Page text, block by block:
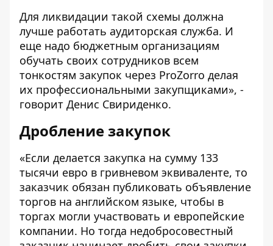
Для ликвидации такой схемы должна
лучше работать аудиторская служба. И
еще надо бюджетным организациям
обучать своих сотрудников всем
тонкостям закупок через ProZorro делая
их профессиональными закупщиками», -
говорит Денис Свириденко.
Дробление закупок
«Если делается закупка на сумму 133
тысячи евро в гривневом эквиваленте, то
заказчик обязан публиковать объявление
торгов на английском языке, чтобы в
торгах могли участвовать и европейские
компании. Но тогда недобросовестный